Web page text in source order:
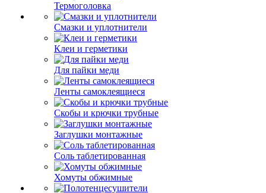
Термоголовка
Смазки и уплотнители
Клеи и герметики
Для пайки меди
Ленты самоклеящиеся
Скобы и крючки трубные
Заглушки монтажные
Соль таблетированная
Хомуты обжимные